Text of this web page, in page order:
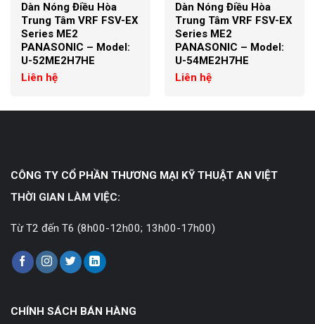
Dàn Nóng Điều Hòa
Trung Tâm VRF FSV-EX
Series ME2
PANASONIC – Model:
U-52ME2H7HE
Liên hệ
Dàn Nóng Điều Hòa
Trung Tâm VRF FSV-EX
Series ME2
PANASONIC – Model:
U-54ME2H7HE
Liên hệ
CÔNG TY CỔ PHẦN THƯƠNG MẠI KỸ THUẬT AN VIỆT
THỜI GIAN LÀM VIỆC:
Từ T2 đến T6 (8h00-12h00; 13h00-17h00)
CHÍNH SÁCH BÁN HÀNG